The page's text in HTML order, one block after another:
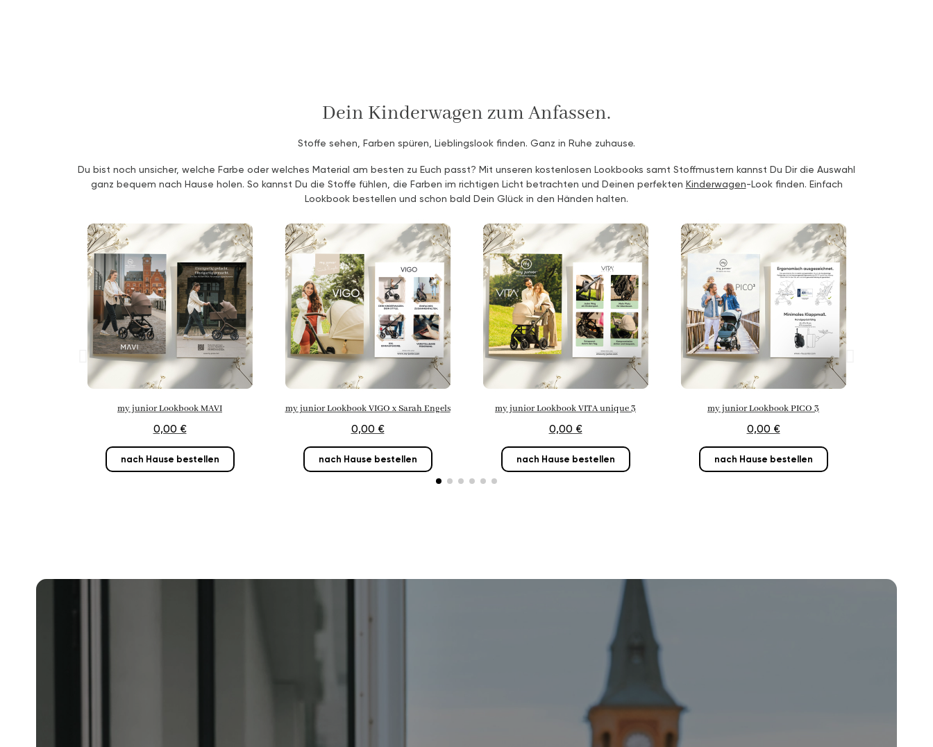
Dein Kinderwagen zum Anfassen.
Stoffe sehen, Farben spüren, Lieblingslook finden. Ganz in Ruhe zuhause.
Du bist noch unsicher, welche Farbe oder welches Material am besten zu Euch passt? Mit unseren kostenlosen Lookbooks samt Stoffmustern kannst Du Dir die Auswahl
ganz bequem nach Hause holen. So kannst Du die Stoffe fühlen, die Farben im richtigen Licht betrachten und Deinen perfekten Kinderwagen-Look finden. Einfach
Lookbook bestellen und schon bald Dein Glück in den Händen halten.
my junior Lookbook MAVI
0,00 €
nach Hause bestellen
my junior Lookbook VIGO x Sarah Engels
0,00 €
nach Hause bestellen
my junior Lookbook VITA unique 3
0,00 €
nach Hause bestellen
my junior Lookbook PICO 3
0,00 €
nach Hause bestellen